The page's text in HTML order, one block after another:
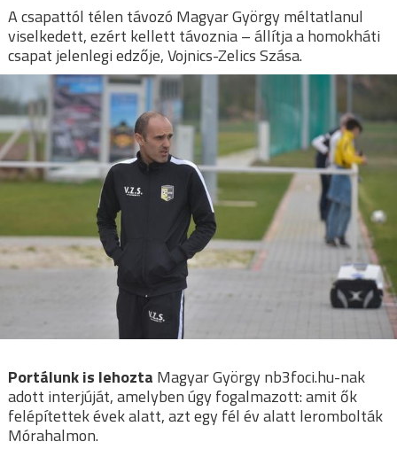
A csapattól télen távozó Magyar György méltatlanul
viselkedett, ezért kellett távoznia – állítja a homokháti
csapat jelenlegi edzője, Vojnics-Zelics Szása.
Portálunk is lehozta Magyar György nb3foci.hu-nak
adott interjúját, amelyben úgy fogalmazott: amit ők
felépítettek évek alatt, azt egy fél év alatt lerombolták
Mórahalmon.